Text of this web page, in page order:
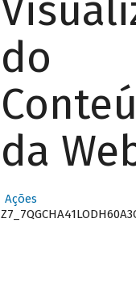
do
da
Ações